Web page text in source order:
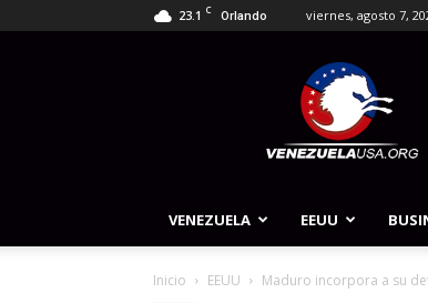
23.1 C Orlando viernes, agosto 7,
Venezuela
USA
VENEZUELA EEUU
Inicio EEUU Maduro incorpora a su